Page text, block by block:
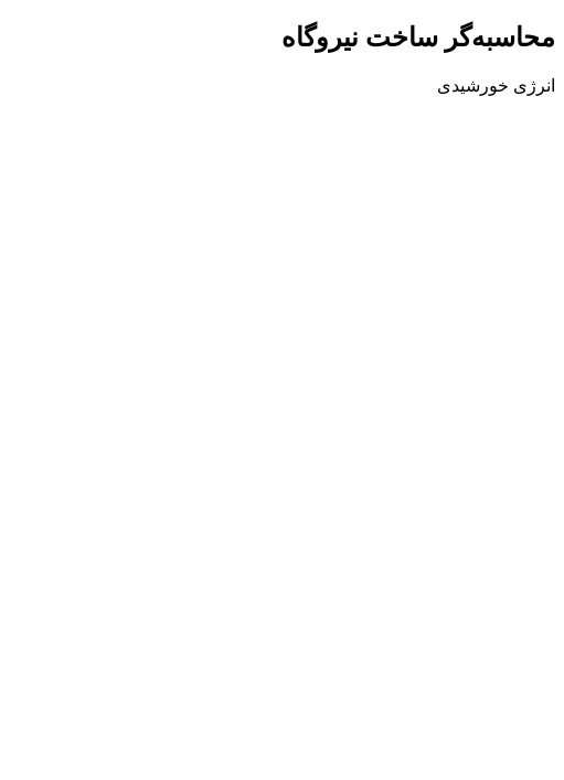
محاسبه‌گر ساخت نیروگاه
انرژی خورشیدی